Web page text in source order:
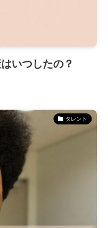
いつしたの？
タレント